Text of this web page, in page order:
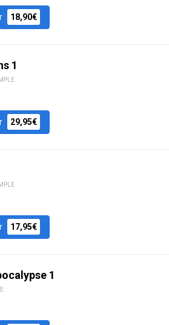
18,90€
1
29,95€
17,95€
1